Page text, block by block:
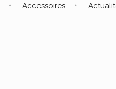
Accessoires